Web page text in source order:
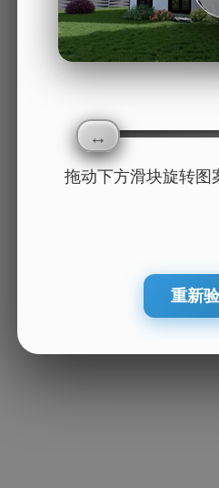
拖动下方滑块旋转图
重新